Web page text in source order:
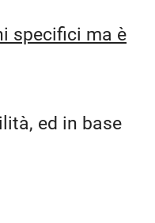
specifici ma è
ed in base